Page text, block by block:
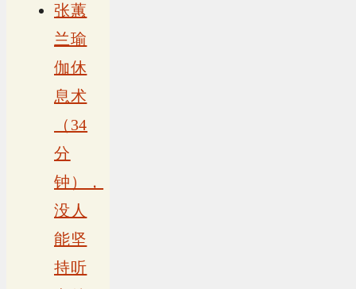
张蕙
兰瑜
伽休
息术
（34
分
钟），
没人
能坚
持听